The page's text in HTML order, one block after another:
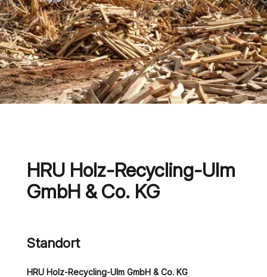
HRU Holz-Recycling-Ulm
GmbH & Co. KG
Standort
HRU Holz-Recycling-Ulm GmbH & Co. KG